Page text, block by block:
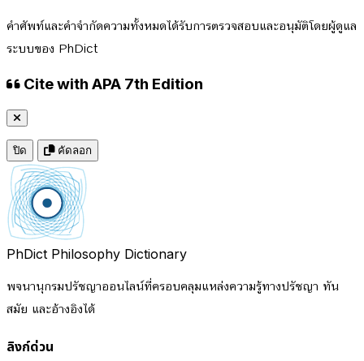
คำศัพท์และคำจำกัดความทั้งหมดได้รับการตรวจสอบและอนุมัติโดยผู้ดูแล
ระบบของ PhDict
Cite with APA 7th Edition
ปิด คัดลอก
PhDict Philosophy Dictionary
พจนานุกรมปรัชญาออนไลน์ที่ครอบคลุมแหล่งความรู้ทางปรัชญา ทัน
สมัย และอ้างอิงได้
ลิงก์ด่วน